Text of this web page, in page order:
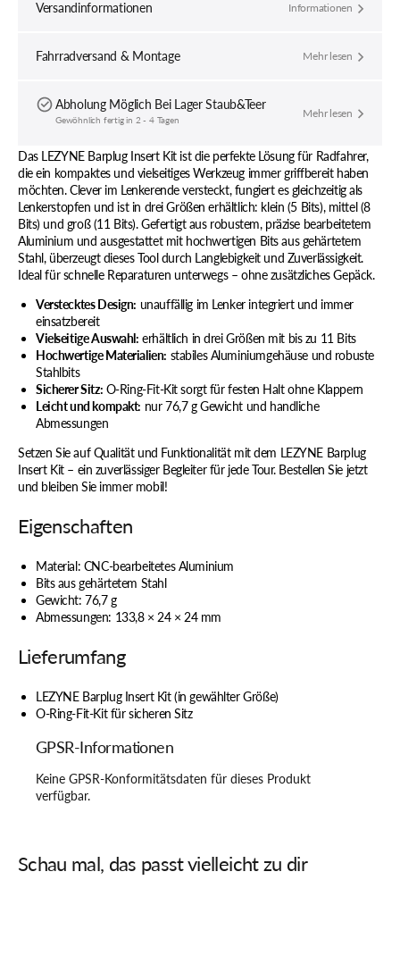
Versandinformationen Informationen
Fahrradversand & Montage Mehr lesen
Abholung Möglich Bei Lager Staub&Teer
Gewöhnlich fertig in 2 - 4 Tagen Mehr lesen
Das LEZYNE Barplug Insert Kit ist die perfekte Lösung für Radfahrer,
die ein kompaktes und vielseitiges Werkzeug immer griffbereit haben
möchten. Clever im Lenkerende versteckt, fungiert es gleichzeitig als
Lenkerstopfen und ist in drei Größen erhältlich: klein (5 Bits), mittel (8
Bits) und groß (11 Bits). Gefertigt aus robustem, präzise bearbeitetem
Aluminium und ausgestattet mit hochwertigen Bits aus gehärtetem
Stahl, überzeugt dieses Tool durch Langlebigkeit und Zuverlässigkeit.
Ideal für schnelle Reparaturen unterwegs – ohne zusätzliches Gepäck.
Verstecktes Design: unauffällig im Lenker integriert und immer
einsatzbereit
Vielseitige Auswahl: erhältlich in drei Größen mit bis zu 11 Bits
Hochwertige Materialien: stabiles Aluminiumgehäuse und robuste
Stahlbits
Sicherer Sitz: O-Ring-Fit-Kit sorgt für festen Halt ohne Klappern
Leicht und kompakt: nur 76,7 g Gewicht und handliche
Abmessungen
Setzen Sie auf Qualität und Funktionalität mit dem LEZYNE Barplug
Insert Kit – ein zuverlässiger Begleiter für jede Tour. Bestellen Sie jetzt
und bleiben Sie immer mobil!
Eigenschaften
Material: CNC-bearbeitetes Aluminium
Bits aus gehärtetem Stahl
Gewicht: 76,7 g
Abmessungen: 133,8 × 24 × 24 mm
Lieferumfang
LEZYNE Barplug Insert Kit (in gewählter Größe)
O-Ring-Fit-Kit für sicheren Sitz
GPSR-Informationen
Keine GPSR-Konformitätsdaten für dieses Produkt
verfügbar.
Schau mal, das passt vielleicht zu dir